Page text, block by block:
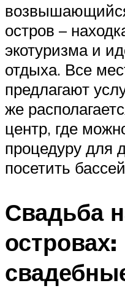
остров –
экотуризма и
отдыха. Все
предлагают
же
центр, где
процедуру для
посетить
Свадьба